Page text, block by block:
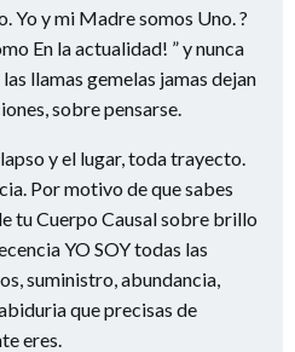
Yo y mi Madre somos Uno. ?
En la actualidad! ” y nunca
llamas gemelas jamas dejan
sobre pensarse.
y el lugar, toda trayecto.
Por motivo de que sabes
tu Cuerpo Causal sobre brillo
YO SOY todas las
suministro, abundancia,
que precisas de
eres.